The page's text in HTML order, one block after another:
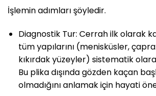
İşlemin adımları şöyledir.
Diagnostik Tur: Cerrah ilk olarak
tüm yapılarını (menisküsler,
kıkırdak yüzeyler) sistematik
Bu plika dışında gözden kaçan
olmadığını anlamak için hayati